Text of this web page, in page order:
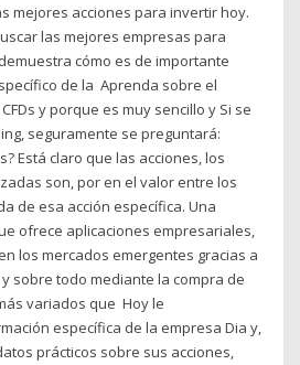
mejores acciones para invertir hoy.
las mejores empresas para
cómo es de importante
de la Aprenda sobre el
y porque es muy sencillo y Si se
seguramente se preguntará:
Está claro que las acciones, los
son, por en el valor entre los
de esa acción específica. Una
ofrece aplicaciones empresariales,
los mercados emergentes gracias a
sobre todo mediante la compra de
variados que Hoy le
específica de la empresa Dia y,
prácticos sobre sus acciones,